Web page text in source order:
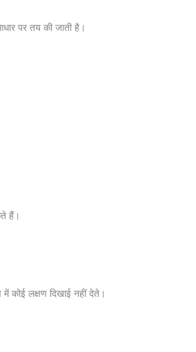
पर तय की जाती है।
हैं।
कोई लक्षण दिखाई नहीं देते।